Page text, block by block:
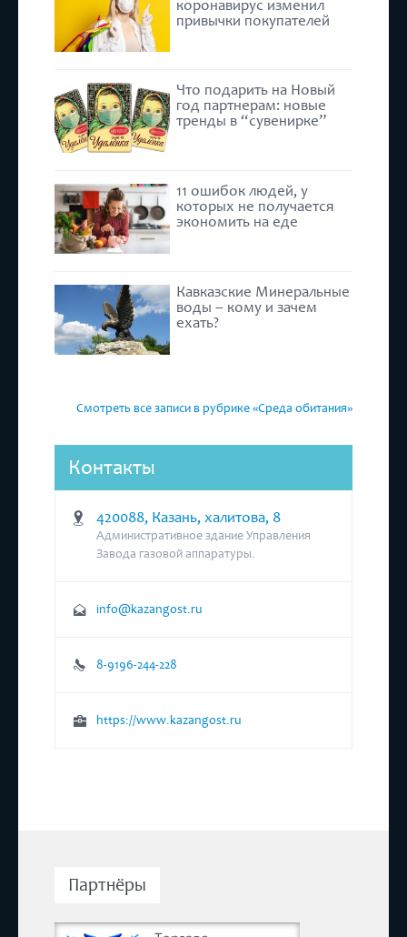
коронавирус изменил
привычки покупателей
Что подарить на Новый
год партнерам: новые
тренды в “сувенирке”
11 ошибок людей, у
которых не получается
экономить на еде
Кавказские Минеральные
воды – кому и зачем
ехать?
Смотреть все записи в рубрике «Среда обитания»
Контакты
420088, Казань, халитова, 8
Административное здание Управления
Завода газовой аппаратуры.
info@kazangost.ru
8-9196-244-228
https://www.kazangost.ru
Партнёры